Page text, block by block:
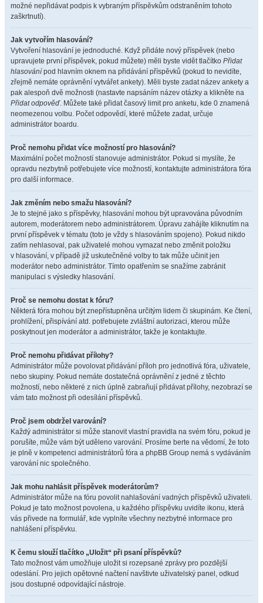
možné nepřidávat podpis k vybraným příspěvkům odstraněním tohoto
zaškrtnutí).
Jak vytvořím hlasování?
Vytvoření hlasování je jednoduché. Když přidáte nový příspěvek (nebo
upravujete první příspěvek, pokud můžete) měli byste vidět tlačítko Přidat
hlasování pod hlavním oknem na přidávání příspěvků (pokud to nevidíte,
zřejmě nemáte oprávnění vytvářet ankety). Měli byste zadat název ankety a
pak alespoň dvě možnosti (nastavte napsáním název otázky a klikněte na
Přidat odpověď. Můžete také přidat časový limit pro anketu, kde 0 znamená
neomezenou volbu. Počet odpovědí, které můžete zadat, určuje
administrátor boardu.
Proč nemohu přidat více možností pro hlasování?
Maximální počet možností stanovuje administrátor. Pokud si myslíte, že
opravdu nezbytně potřebujete více možností, kontaktujte administrátora fóra
pro další informace.
Jak změním nebo smažu hlasování?
Je to stejné jako s příspěvky, hlasování mohou být upravována původním
autorem, moderátorem nebo administrátorem. Úpravu zahájíte kliknutím na
první příspěvek v tématu (toto je vždy s hlasováním spojeno). Pokud nikdo
zatím nehlasoval, pak uživatelé mohou vymazat nebo změnit položku
v hlasování, v případě již uskutečněné volby to tak může učinit jen
moderátor nebo administrátor. Tímto opatřením se snažíme zabránit
manipulaci s výsledky hlasování.
Proč se nemohu dostat k fóru?
Některá fóra mohou být znepřístupněna určitým lidem či skupinám. Ke čtení,
prohlížení, přispívání atd. potřebujete zvláštní autorizaci, kterou může
poskytnout jen moderátor a administrátor, takže je kontaktujte.
Proč nemohu přidávat přílohy?
Administrátor může povolovat přidávání příloh pro jednotlivá fóra, uživatele,
nebo skupiny. Pokud nemáte dostatečná oprávnění z jedné z těchto
možností, nebo některé z nich úplně zabraňují přidávat přílohy, nezobrazí se
vám tato možnost při odesílání příspěvků.
Proč jsem obdržel varování?
Každý administrátor si může stanovit vlastní pravidla na svém fóru, pokud je
porušíte, může vám být uděleno varování. Prosíme berte na vědomí, že toto
je plně v kompetenci administrátorů fóra a phpBB Group nemá s vydáváním
varování nic společného.
Jak mohu nahlásit příspěvek moderátorům?
Administrátor může na fóru povolit nahlašování vadných příspěvků uživateli.
Pokud je tato možnost povolena, u každého příspěvku uvidíte ikonu, která
vás přivede na formulář, kde vyplníte všechny nezbytné informace pro
nahlášení příspěvku.
K čemu slouží tlačítko „Uložit“ při psaní příspěvků?
Tato možnost vám umožňuje uložit si rozepsané zprávy pro pozdější
odeslání. Pro jejich opětovné načtení navštivte uživatelský panel, odkud
jsou dostupné odpovídající nástroje.